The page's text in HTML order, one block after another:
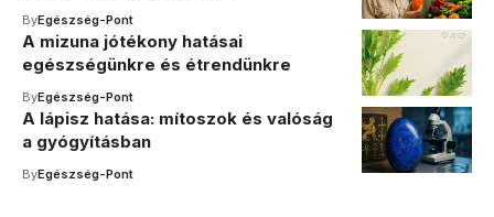
ByEgészség-Pont
A mizuna jótékony hatásai
egészségünkre és étrendünkre
ByEgészség-Pont
A lápisz hatása: mítoszok és valóság
a gyógyításban
ByEgészség-Pont